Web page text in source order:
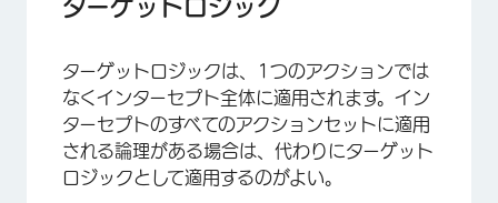
ターゲットロジック
ターゲットロジックは、1つのアクションでは
なくインターセプト全体に適用されます。イン
ターセプトのすべてのアクションセットに適用
される論理がある場合は、代わりにターゲット
ロジックとして適用するのがよい。